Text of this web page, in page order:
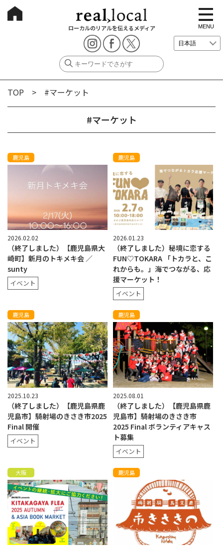
ローカルのリアルを伝えるメディア
t
o
g
g
e
i
i
MENU
TOP > #マーケット
#マーケット
鹿児島
2026.02.02
（終了しました）【鹿児島県大
崎町】新月のトキメキ会 ／
sunty
イベント
鹿児島
2026.01.23
（終了しました）秘境に恋する
FUN♡TOKARA 「トカラと、こ
れからも。」海でつながる、応
援マーケット！
イベント
鹿児島
2025.10.23
（終了しました）【鹿児島県鹿
児島市】騎射場のきさき市2025
Final 開催
イベント
鹿児島
2025.08.01
（終了しました）【鹿児島県鹿
児島市】騎射場のきさき市
2025 Final ボランティアキャス
ト募集
イベント
大阪 鹿児島